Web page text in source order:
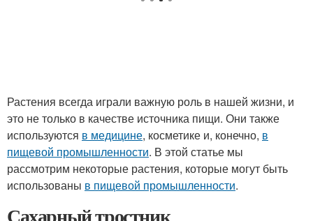
Растения всегда играли важную роль в нашей жизни, и
это не только в качестве источника пищи. Они также
используются в медицине, косметике и, конечно, в
пищевой промышленности. В этой статье мы
рассмотрим некоторые растения, которые могут быть
использованы в пищевой промышленности.